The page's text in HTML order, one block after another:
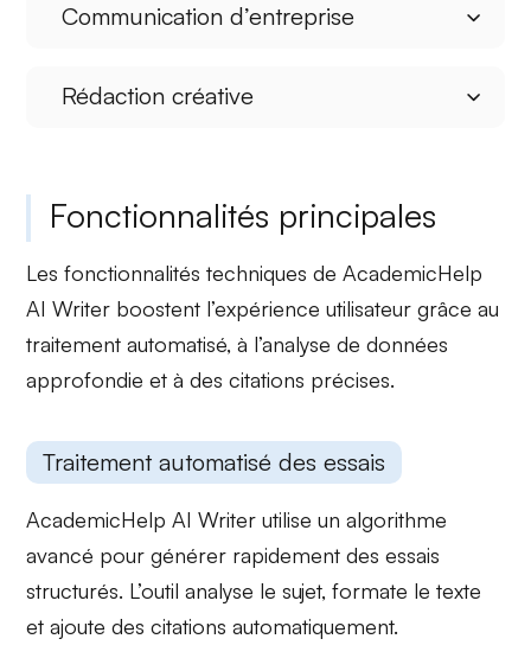
Communication d’entreprise
Rédaction créative
Fonctionnalités principales
Les fonctionnalités techniques de AcademicHelp
AI Writer boostent l’expérience utilisateur grâce au
traitement automatisé, à l’analyse de données
approfondie et à des citations précises.
Traitement automatisé des essais
AcademicHelp AI Writer utilise unalgorithme
avancé pour générer rapidement des essais
structurés. L’outil analyse le sujet, formate le texte
et ajoute des citations automatiquement.